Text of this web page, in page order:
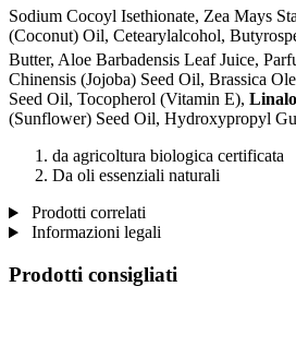
Sodium Cocoyl Isethionate, Zea Mays
(Coconut) Oil, Cetearylalcohol,
Butter, Aloe Barbadensis Leaf Juice,
Chinensis (Jojoba) Seed Oil, Brassica
Seed Oil, Tocopherol (Vitamin E),
(Sunflower) Seed Oil, Hydroxypropyl
da agricoltura biologica certificata
Da oli essenziali naturali
Prodotti correlati
Informazioni legali
Prodotti consigliati